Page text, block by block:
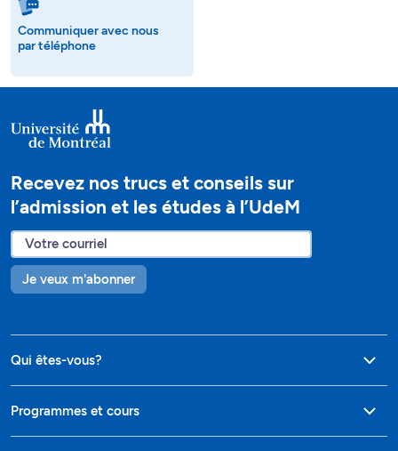
Communiquer avec nous
par téléphone
Recevez nos trucs et conseils sur
l’admission et les études à l’UdeM
Je veux m'abonner
Qui êtes-vous?
Programmes et cours